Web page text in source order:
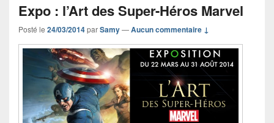
Expo : l’Art des Super-Héros Marvel
Posté le 24/03/2014parSamy—Aucun commentaire ↓